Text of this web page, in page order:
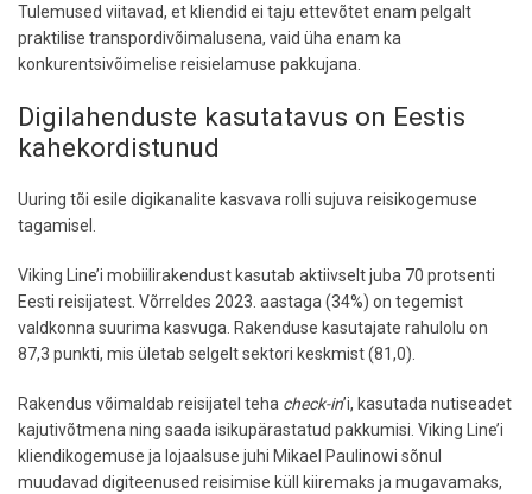
Tulemused viitavad, et kliendid ei taju ettevõtet enam pelgalt
praktilise transpordivõimalusena, vaid üha enam ka
konkurentsivõimelise reisielamuse pakkujana.
Digilahenduste kasutatavus on Eestis
kahekordistunud
Uuring tõi esile digikanalite kasvava rolli sujuva reisikogemuse
tagamisel.
Viking Line’i mobiilirakendust kasutab aktiivselt juba 70 protsenti
Eesti reisijatest. Võrreldes 2023. aastaga (34%) on tegemist
valdkonna suurima kasvuga. Rakenduse kasutajate rahulolu on
87,3 punkti, mis ületab selgelt sektori keskmist (81,0).
Rakendus võimaldab reisijatel teha check-in’i, kasutada nutiseadet
kajutivõtmena ning saada isikupärastatud pakkumisi. Viking Line’i
kliendikogemuse ja lojaalsuse juhi Mikael Paulinowi sõnul
muudavad digiteenused reisimise küll kiiremaks ja mugavamaks,